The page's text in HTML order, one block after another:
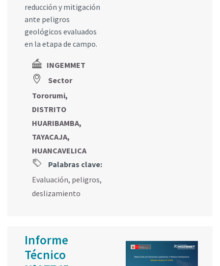
reducción y mitigación
ante peligros
geológicos evaluados
en la etapa de campo.
INGEMMET
Sector
Tororumi,
DISTRITO
HUARIBAMBA,
TAYACAJA,
HUANCAVELICA
Palabras clave:
Evaluación, peligros,
deslizamiento
Informe
Técnico